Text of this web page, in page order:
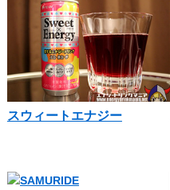
スウィートエナジー